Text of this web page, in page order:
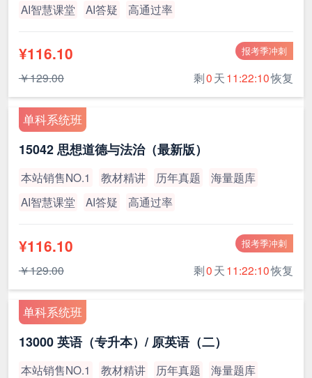
AI智慧课堂
AI答疑 高通过率
报考季冲刺
¥116.10
￥129.00 剩0天11:22:10恢复
单科系统班
15042 思想道德与法治（最新版）
本站销售NO.1 教材精讲 历年真题
海量题库
AI智慧课堂
AI答疑 高通过率
报考季冲刺
¥116.10
￥129.00 剩0天11:22:10恢复
单科系统班
13000 英语（专升本）/ 原英语（二）
本站销售NO.1 教材精讲 历年真题
海量题库